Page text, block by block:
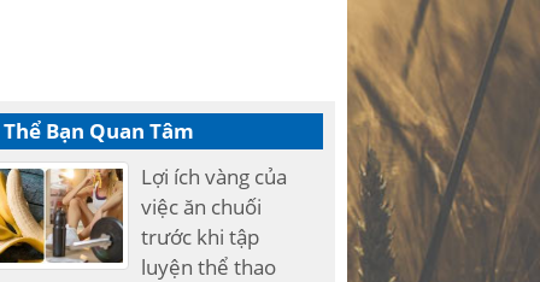
Bạn Quan Tâm
Lợi ích vàng của
việc ăn chuối
trước khi tập
luyện thể thao